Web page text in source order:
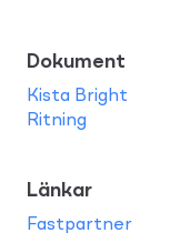
Dokument
Kista Bright
Ritning
Länkar
Fastpartner